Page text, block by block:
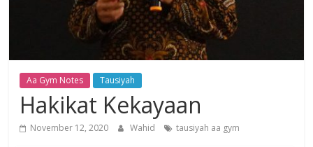
Aa Gym Notes Tausiyah
Hakikat Kekayaan
November 12, 2020 Wahid tausiyah aa gym